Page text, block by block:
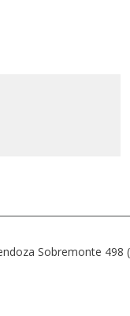
Sobremonte 498